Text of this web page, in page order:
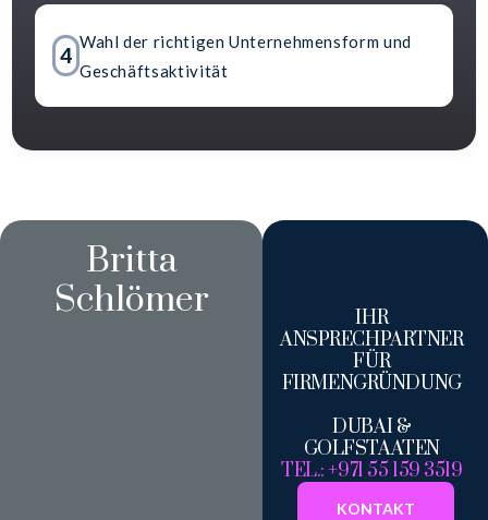
4
Wahl der richtigen Unternehmensform und
Geschäftsaktivität
Britta
Schlömer
IHR
ANSPRECHPARTNER
FÜR
FIRMENGRÜNDUNG
DUBAI &
GOLFSTAATEN
TEL.: +971 55 159 3519
KONTAKT